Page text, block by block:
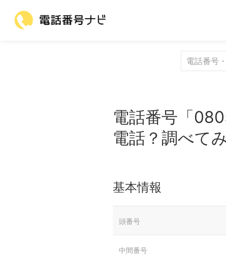
電話番号「
電話？調べて
基本情報
頭番号
中間番号